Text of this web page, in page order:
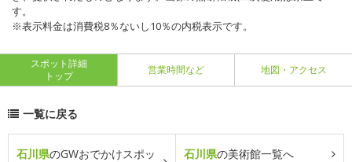
す。
※表示料金は消費税8％ないし10％の内税表示です。
スポット詳細
トップ
営業時間など 地図・アクセス
一覧に戻る
石川県のGWおでかけスポッ
石川県の美術館一覧へ